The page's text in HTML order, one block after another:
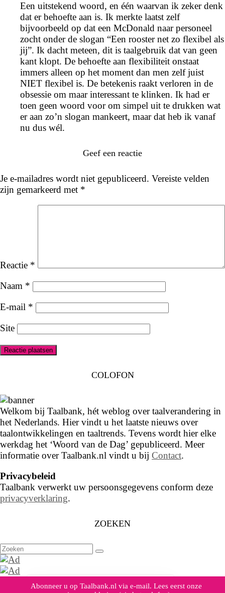
Een uitstekend woord, en één waarvan ik zeker denk
dat er behoefte aan is. Ik merkte laatst zelf
bijvoorbeeld op dat een McDonald naar personeel
zocht onder de slogan “Een rooster net zo flexibel als
jij”. Ik dacht meteen, dit is taalgebruik dat van geen
kant klopt. De behoefte aan flexibiliteit onstaat
immers alleen op het moment dan men zelf juist
NIET flexibel is. De betekenis raakt verloren in de
obsessie om maar interessant te klinken. Ik had er
toen geen woord voor om simpel uit te drukken wat
er aan zo’n slogan mankeert, maar dat heb ik vanaf
nu dus wél.
Geef een reactie
Je e-mailadres wordt niet gepubliceerd. Vereiste velden
zijn gemarkeerd met *
Reactie *
Naam *
E-mail *
Site
COLOFON
Welkom bij Taalbank, hét weblog over taalverandering in
het Nederlands. Hier vindt u het laatste nieuws over
taalontwikkelingen en taaltrends. Tevens wordt hier elke
werkdag het ‘Woord van de Dag’ gepubliceerd. Meer
informatie over Taalbank.nl vindt u bij Contact.
Privacybeleid
Taalbank verwerkt uw persoonsgegevens conform deze
privacyverklaring.
ZOEKEN
Zoeken
naar:
Abonneer u op Taalbank.nl via e-mail. Lees eerst onze
Dank voor het lezen. Heeft deze